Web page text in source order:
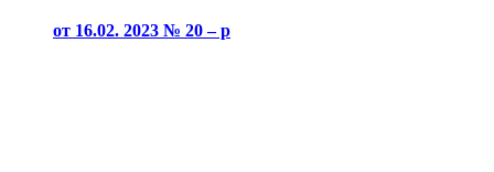
от 16.02. 2023 № 20 – р